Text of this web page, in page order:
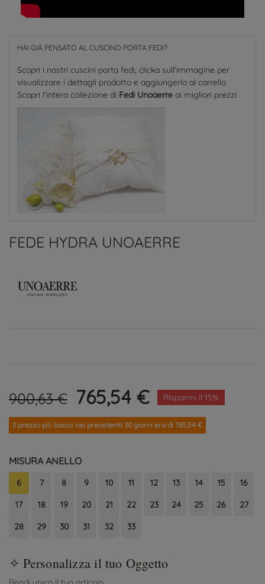
HAI GIÀ PENSATO AL CUSCINO PORTA FEDI?
Scopri i nostri cuscini porta fedi, clicka sull'immagine per
visualizzare i dettagli prodotto e aggiungerlo al carrello
Scopri l'intera collezione di Fedi Unoaerreai migliori prezzi
FEDE HYDRA UNOAERRE
900,63 € 765,54 € Risparmi il 15%
Il prezzo più basso nei precedenti 30 giorni era di 765,54 €
MISURA ANELLO
6 7 8 9 10 11 12 13 14 15 16
17 18 19 20 21 22 23 24 25 26 27
28 29 30 31 32 33